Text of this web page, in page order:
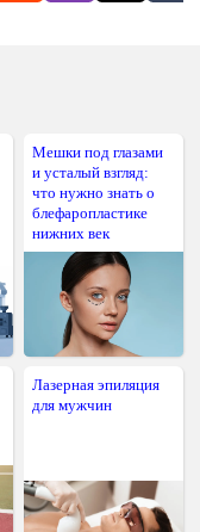
Мешки под глазами
и усталый взгляд:
что нужно знать о
блефаропластике
нижних век
Лазерная эпиляция
для мужчин